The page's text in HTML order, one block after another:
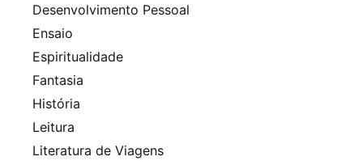
Desenvolvimento Pessoal
Ensaio
Espiritualidade
Fantasia
História
Leitura
Literatura de Viagens